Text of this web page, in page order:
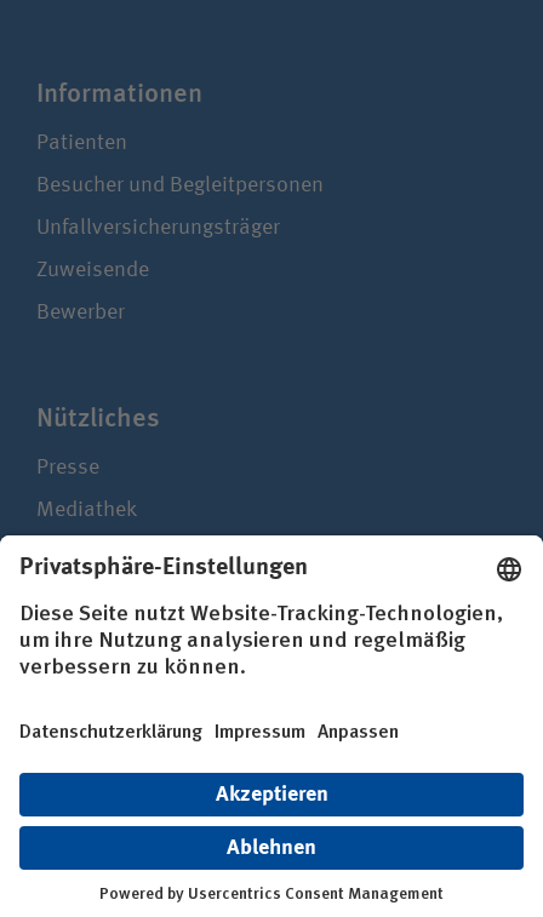
Infor­ma­ti­onen
Patienten
Besucher und Begleitpersonen
Unfallversicherungsträger
Zuweisende
Bewerber
Nützliches
Presse
Mediathek
Newsletter
Impressum
Datenschutz
Erklärung zur Barrierefreiheit
© BG Kliniken – Klinikverbund der gesetzlichen